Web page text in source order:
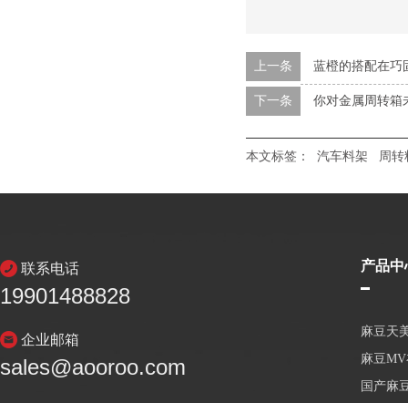
上一条 蓝橙的搭配在巧
下一条 你对金属周转箱
本文标签： 汽车料架 周转
联系电话
19901488828
企业邮箱
sales@aooroo.com
产品中
麻豆天
麻豆
国产麻